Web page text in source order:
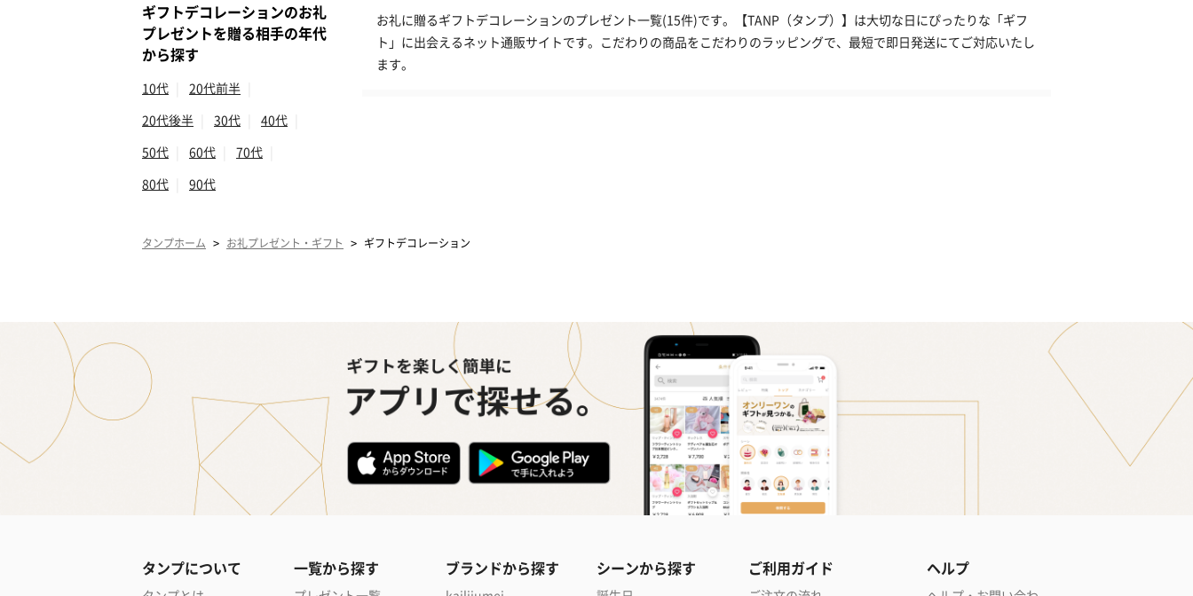
ギフトデコレーションのお礼
プレゼントを贈る相手の年代
から探す
10代 20代前半
20代後半
30代 40代
50代
60代 70代
80代
90代
お礼に贈るギフトデコレーションのプレゼント一覧(15件)です。【TANP（タンプ）】は大切な日にぴったりな「ギフ
ト」に出会えるネット通販サイトです。こだわりの商品をこだわりのラッピングで、最短で即日発送にてご対応いたし
ます。
タンプホーム > お礼プレゼント・ギフト > ギフトデコレーション
タンプについて 一覧から探す ブランドから探す シーンから探す ご利用ガイド ヘルプ